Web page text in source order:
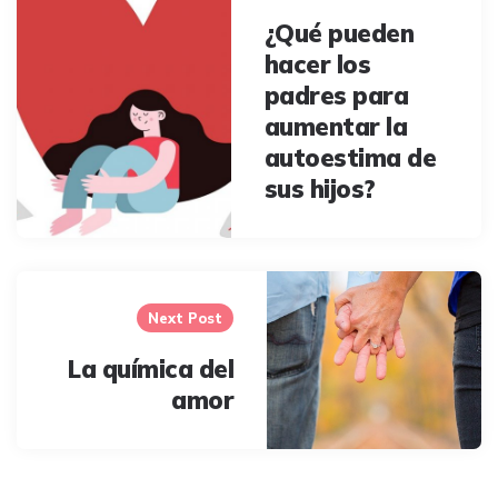
¿Qué pueden
hacer los
padres para
aumentar la
autoestima de
sus hijos?
Next Post
La química del
amor